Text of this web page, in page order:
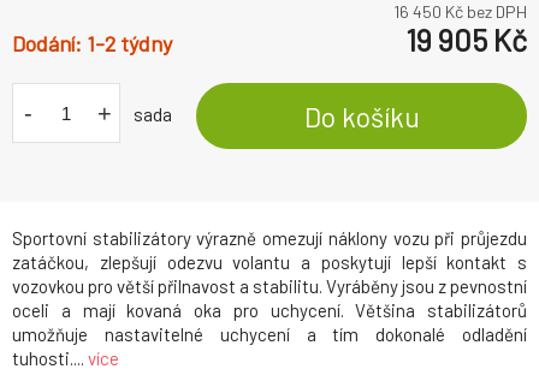
Sportovní stabilizátory výrazně omezují náklony vozu při průjezdu
zatáčkou, zlepšují odezvu volantu a poskytují lepší kontakt s
vozovkou pro větší přilnavost a stabilitu. Vyráběny jsou z pevnostní
oceli a mají kovaná oka pro uchycení. Většina stabilizátorů
umožňuje nastavitelné uchycení a tím dokonalé odladění
tuhosti.... více
16 450 Kč bez DPH
1-2 týdny 19 905 Kč
- + sada Do košíku